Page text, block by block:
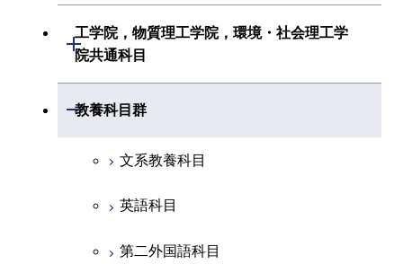
共通専門科目
初年次専門科目
創造プロセス科目
共通専門科目
初年次専門科目
創造プロセス科目
共通専門科目
創造プロセス科目
共通専門科目
建築学系
融合理工学系
初年次専門科目
創造プロセス科目
共通専門科目
工学院，物質理工学院，環境・社会理工学
院共通科目
開閉
工学院，物質理工学院，環境・社会
教養科目群
開閉
文系教養科目
英語科目
第二外国語科目